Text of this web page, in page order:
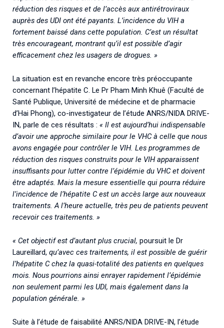
réduction des risques et de l’accès aux antirétroviraux
auprès des UDI ont été payants. L’incidence du VIH a
fortement baissé dans cette population. C’est un résultat
très encourageant, montrant qu’il est possible d’agir
efficacement chez les usagers de drogues. »
La situation est en revanche encore très préoccupante
concernant l’hépatite C. Le Pr Pham Minh Khuê (Faculté de
Santé Publique, Université de médecine et de pharmacie
d’Hai Phong), co-investigateur de l’étude ANRS/NIDA DRIVE-
IN, parle de ces résultats : « Il est aujourd’hui indispensable
d’avoir une approche similaire pour le VHC à celle que nous
avons engagée pour contrôler le VIH. Les programmes de
réduction des risques construits pour le VIH apparaissent
insuffisants pour lutter contre l’épidémie du VHC et doivent
être adaptés. Mais la mesure essentielle qui pourra réduire
l’incidence de l’hépatite C est un accès large aux nouveaux
traitements. A l’heure actuelle, très peu de patients peuvent
recevoir ces traitements. »
« Cet objectif est d’autant plus crucial, poursuit le Dr
Laureillard, qu’avec ces traitements, il est possible de guérir
l’hépatite C chez la quasi-totalité des patients en quelques
mois. Nous pourrions ainsi enrayer rapidement l’épidémie
non seulement parmi les UDI, mais également dans la
population générale. »
Suite à l’étude de faisabilité ANRS/NIDA DRIVE-IN, l’étude